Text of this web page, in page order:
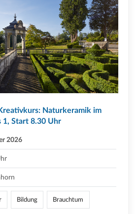
Naturkeramik im
1, Start 8.30 Uhr
2026
Bildung Brauchtum